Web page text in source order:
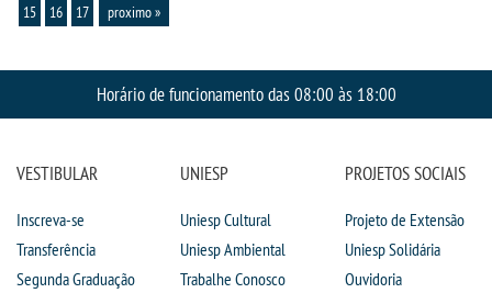
15
16 17 proximo »
Horário de funcionamento das 08:00 às 18:00
VESTIBULAR
Inscreva-se
Transferência
Segunda Graduação
UNIESP
Uniesp Cultural
Uniesp Ambiental
Trabalhe Conosco
PROJETOS SOCIAIS
Projeto de Extensão
Uniesp Solidária
Ouvidoria